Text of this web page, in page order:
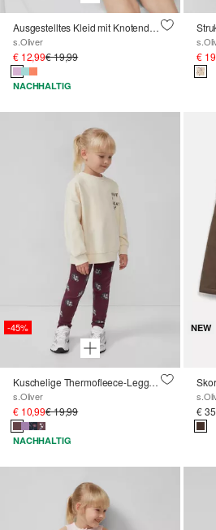
Ausgestelltes Kleid mit Knotendetail und Stickerei
s.Oliver
€ 12,99€ 19,99
NACHHALTIG
€
-45%
Kuschelige Thermofleece-Leggings mit All-over-Print
s.Oliver
€ 10,99€ 19,99
NACHHALTIG
NEW
€